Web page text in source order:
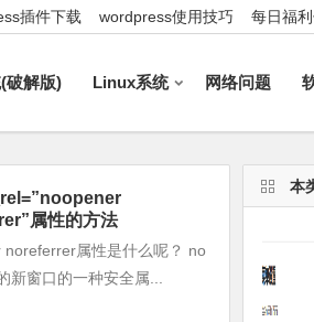
插件下载 wordpress使用技巧 每日福
破解版) Linux系统 网络问题
属性的方法
属性是什么呢？ no
窗口的一种安全属...
本